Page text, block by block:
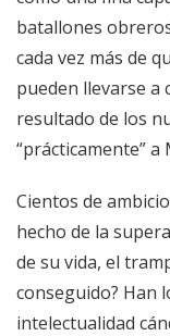
batallones
cada vez más de
pueden llevarse a
resultado de los
“prácticamente” a
Cientos de
hecho de la
de su vida, el
conseguido? Han
intelectualidad